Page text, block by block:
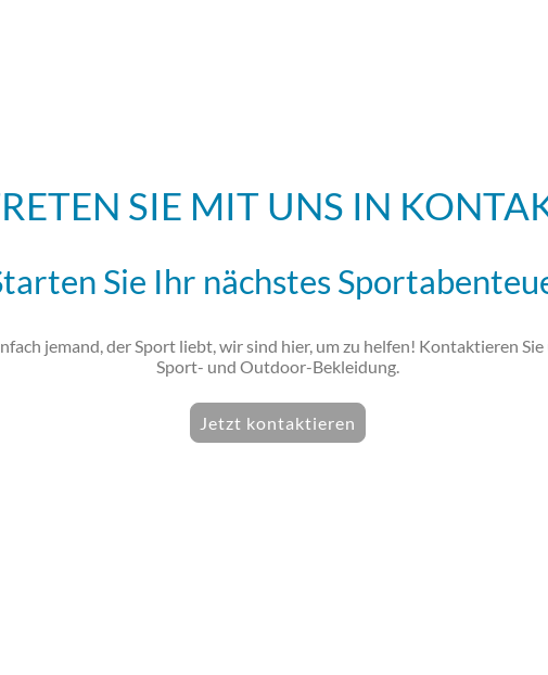
SIE MIT UNS IN
Sie Ihr nächstes
jemand, der Sport liebt, wir sind hier, um zu helfen! Kontaktieren
Sport- und Outdoor-Bekleidung.
Jetzt kontaktieren